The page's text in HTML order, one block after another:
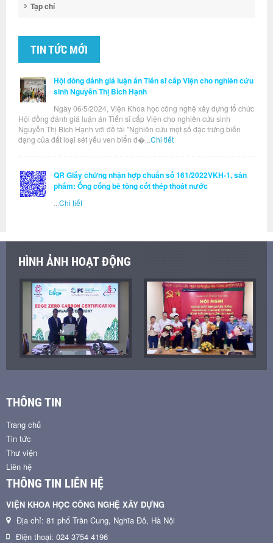
Tạp chí
TIN TỨC MỚI
Hội đồng đánh giá luận án Tiến sĩ cấp Viện cho nghiên cứu
sinh Nguyễn Thị Bích Hạnh
Ngày 06/5/2024, Viện Khoa học công nghệ xây dựng tổ chức
Hội đồng đánh giá luận án Tiến sĩ cấp Viện cho nghiên cứu sinh
Nguyễn Thị Bích Hạnh với đề tài "Nghiên cứu một số đặc trưng biến
dạng của đất loại sét yếu ven biển đ�... Chi tiết
QR Giấy chứng nhận hợp chuẩn số 161/2022VKH-1, sản
phẩm: Ống cống bê tông cốt thép thoát nước
Chi tiết
HÌNH ẢNH HOẠT ĐỘNG
THÔNG TIN
Trang chủ
Tin tức
Thư viện
Liên hệ
THÔNG TIN LIÊN HỆ
VIỆN KHOA HỌC CÔNG NGHỆ XÂY DỰNG
Địa chỉ: 81 phố Trần Cung, Nghĩa Đô, Hà Nội
Điện thoại: 024 3754 4196